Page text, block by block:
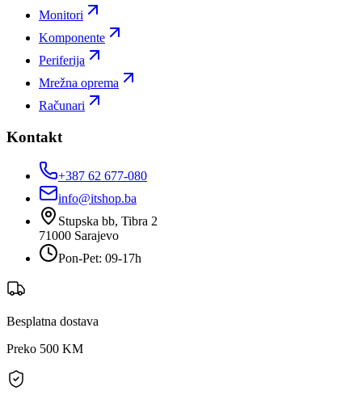
Monitori
Komponente
Periferija
Mrežna oprema
Računari
Kontakt
+387 62 677-080
info@itshop.ba
Stupska bb, Tibra 2
71000 Sarajevo
Pon-Pet: 09-17h
Besplatna dostava
Preko 500 KM